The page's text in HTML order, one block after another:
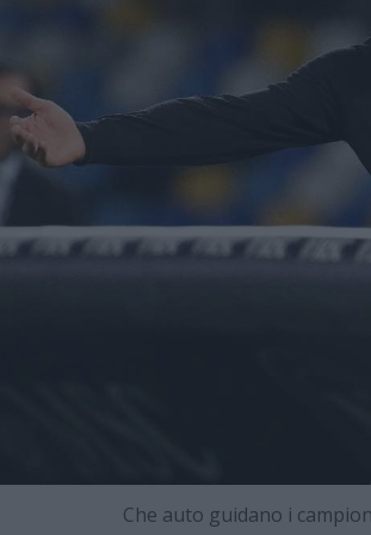
Che auto guidano i